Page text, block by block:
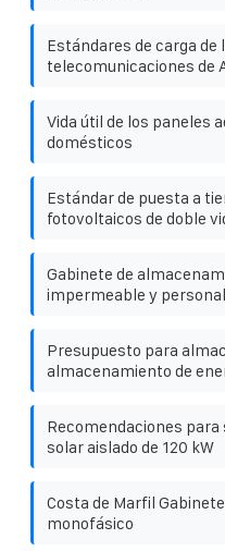
Estándares de carga de
telecomunicaciones de
Vida útil de los paneles
domésticos
Estándar de puesta a
fotovoltaicos de doble
Gabinete de
impermeable y
Presupuesto para
almacenamiento de
Recomendaciones
solar aislado de 120 kW
Costa de Marfil
monofásico